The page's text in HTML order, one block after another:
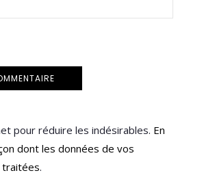
pour réduire les indésirables. En
dont les données de vos
traitées.